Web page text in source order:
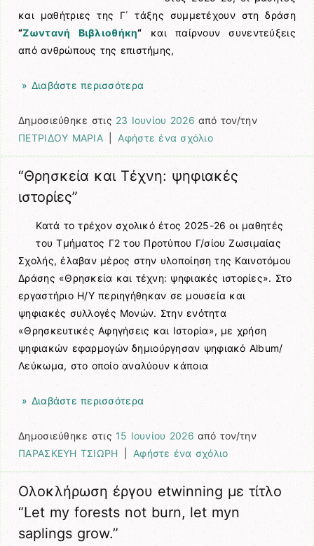
και μαθήτριες της Γ΄ τάξης συμμετέχουν στη δράση
“Ζωντανή Βιβλιοθήκη“ και παίρνουν συνεντεύξεις
από ανθρώπους της επιστήμης,
» Διαβάστε περισσότερα
Δημοσιεύθηκε στις 23 Ιουνίου 2026 από τον/την
ΠΕΤΡΙΔΟΥ ΜΑΡΙΑ
Αφήστε ένα σχόλιο
“Θρησκεία και Τέχνη: ψηφιακές
ιστορίες”
Κατά το τρέχον σχολικό έτος 2025-26 οι μαθητές
του Τμήματος Γ2 του Προτύπου Γ/σίου Ζωσιμαίας
Σχολής, έλαβαν μέρος στην υλοποίηση της Καινοτόμου
Δράσης «Θρησκεία και τέχνη: ψηφιακές ιστορίες». Στο
εργαστήριο Η/Υ περιηγήθηκαν σε μουσεία και
ψηφιακές συλλογές Μονών. Στην ενότητα
«Θρησκευτικές Αφηγήσεις και Ιστορία», με χρήση
ψηφιακών εφαρμογών δημιούργησαν ψηφιακό Album/
Λεύκωμα, στο οποίο αναλύουν κάποια
» Διαβάστε περισσότερα
Δημοσιεύθηκε στις 15 Ιουνίου 2026 από τον/την
ΠΑΡΑΣΚΕΥΗ ΤΣΙΩΡΗ
Αφήστε ένα σχόλιο
Ολοκλήρωση έργου etwinning με τίτλο
“Let my forests not burn, let myn
saplings grow.”